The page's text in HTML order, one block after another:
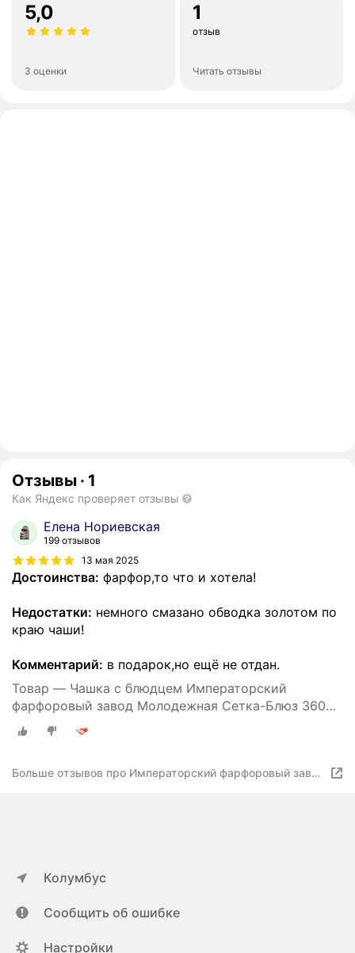
5,0
3 оценки
1
отзыв
Читать отзывы
Отзывы · 1
Как Яндекс проверяет отзывы
Елена Нориевская
199 отзывов
13 мая 2025
Достоинства: фарфор,то что и хотела!
Недостатки: немного смазано обводка золотом по
краю чаши!
Комментарий: в подарок,но ещё не отдан.
Товар — Чашка с блюдцем Императорский
фарфоровый завод Молодежная Сетка-Блюз 360
мл
Больше отзывов про Императорский фарфоровый завод
Колумбус
Сообщить об ошибке
Настройки